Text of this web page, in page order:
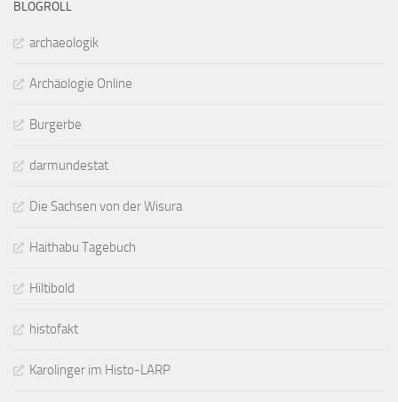
BLOGROLL
archaeologik
Archäologie Online
Burgerbe
darmundestat
Die Sachsen von der Wisura
Haithabu Tagebuch
Hiltibold
histofakt
Karolinger im Histo-LARP